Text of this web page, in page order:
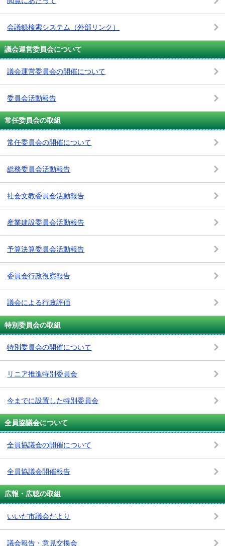
会議録検索システム （外部リンク）
議会運営委員会について
議会運営委員会の開催について
委員会活動報告
常任委員会の取組
常任委員会の開催について
総務委員会活動報告
社会文教委員会活動報告
産業建設委員会活動報告
予算決算委員会活動報告
委員会行政視察報告
議会による行政評価
特別委員会の取組
特別委員会の開催について
リニア推進特別委員会
今までに設置した特別委員会
全員協議会について
全員協議会の開催について
全員協議会開催報告
広報・広聴の取組
いいだ市議会だより
議会報告・意見交換会